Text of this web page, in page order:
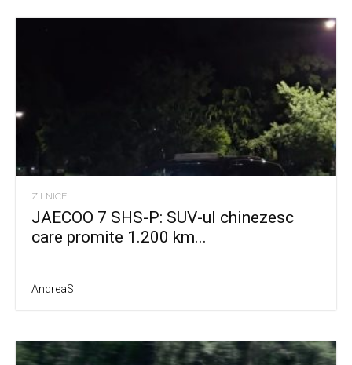
ZILNICE
JAECOO 7 SHS-P: SUV-ul chinezesc
care promite 1.200 km...
AndreaS